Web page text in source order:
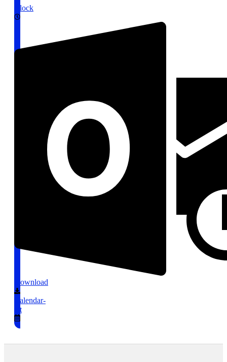
Clock
Download
Calendar-
alt